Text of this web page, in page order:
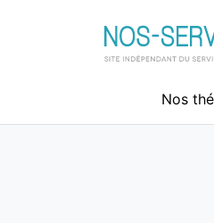
Nos